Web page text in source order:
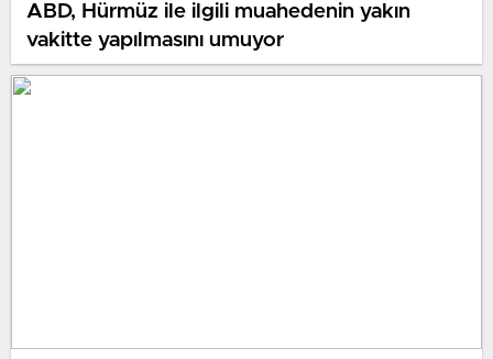
ABD, Hürmüz ile ilgili muahedenin yakın
vakitte yapılmasını umuyor